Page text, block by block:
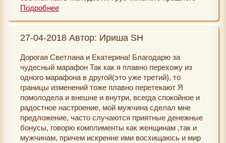
Всем здоровья, удачи, гармонии, финансового
благополучия и, конечно, невероятных чудес и
наконец -то ))) Светлана, я еще хочу пройти
подобный курс) есть ли продолжение этого? Чтобы
свалился с моих плеч. Я перестала думать о
вообще. Люди вокруг меня стали мне улыбаться. У
желания. Кажется весь мир вокруг меня изменился в
лучшую сторону. А это просто я изменилась. Вы
знаете , мне стали говорить, что со мной легко
общаться и рядом приятно находиться. Класс!!
Спасибо Вселенная за этот курс волшебства.
Спасибо Светлана! Спасибо Екатерина!
Обязательно пойду еще на марафон такого же
плана. ))
Подробнее
27-04-2018 Автор: Ириша SH
Дорогая Светлана и Екатерина! Благодарю за
чудесный марафон Так как я плавно перехожу из
одного марафона в другой(это уже третий), то
границы изменений тоже плавно перетекают Я
помолодела и внешне и внутри, всегда спокойное и
радостное настроение, мой мужчина сделал мне
предложение, часто случаются приятные денежные
бонусы, говорю комплименты как женщинам ,так и
мужчинам, причем искренне ими восхищаюсь и мир